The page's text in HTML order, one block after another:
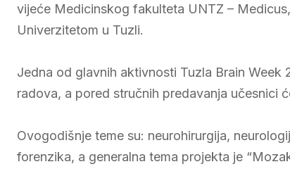
vijeće Medicinskog fakulteta UNTZ –
Univerzitetom u Tuzli.
Jedna od glavnih aktivnosti Tuzla Brain
radova, a pored stručnih predavanja učesnici
Ovogodišnje teme su: neurohirurgija,
forenzika, a generalna tema projekta je